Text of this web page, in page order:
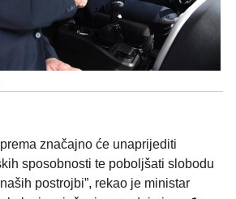
značajno će unaprijediti
sposobnosti te poboljšati slobodu
postrojbi”, rekao je ministar